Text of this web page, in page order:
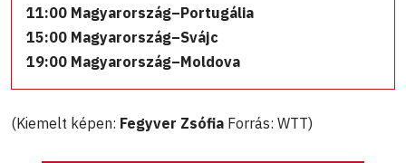
11:00 Magyarország–Portugália
15:00 Magyarország–Svájc
19:00 Magyarország–Moldova
(Kiemelt képen: Fegyver Zsófia Forrás: WTT)